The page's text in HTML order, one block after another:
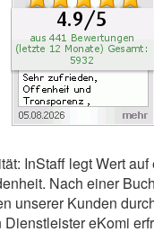
InStaff legt Wert
Nach einer
unserer Kunden
eKomi